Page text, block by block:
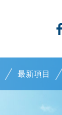
最新項目